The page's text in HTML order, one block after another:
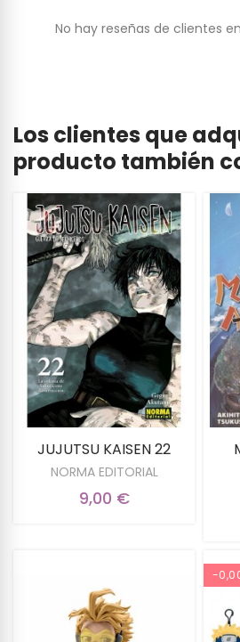
No hay reseñas de clientes
Los clientes que
producto también
JUJUTSU KAISEN 22
NORMA EDITORIAL
9,00 €
-